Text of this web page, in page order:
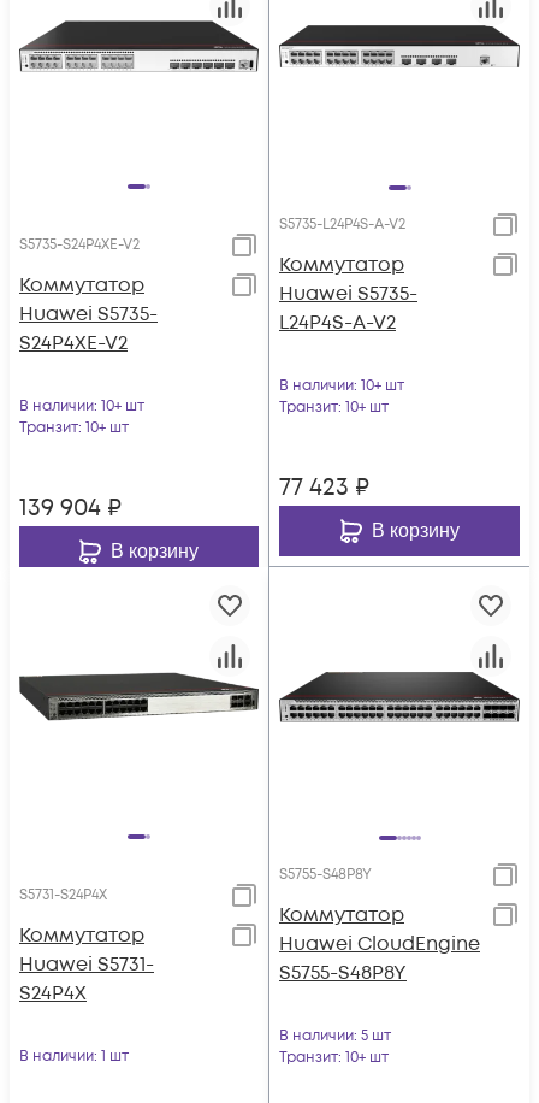
S5735-S24P4XE-V2
Коммутатор
Huawei S5735-
S24P4XE-V2
В наличии: 10+ шт
Транзит: 10+ шт
139 904 ₽
В корзину
S5735-L24P4S-A-V2
Коммутатор
Huawei S5735-
L24P4S-A-V2
В наличии: 10+ шт
Транзит: 10+ шт
77 423 ₽
В корзину
S5731-S24P4X
Коммутатор
Huawei S5731-
S24P4X
В наличии: 1 шт
S5755-S48P8Y
Коммутатор
Huawei CloudEngine
S5755-S48P8Y
В наличии: 5 шт
Транзит: 10+ шт